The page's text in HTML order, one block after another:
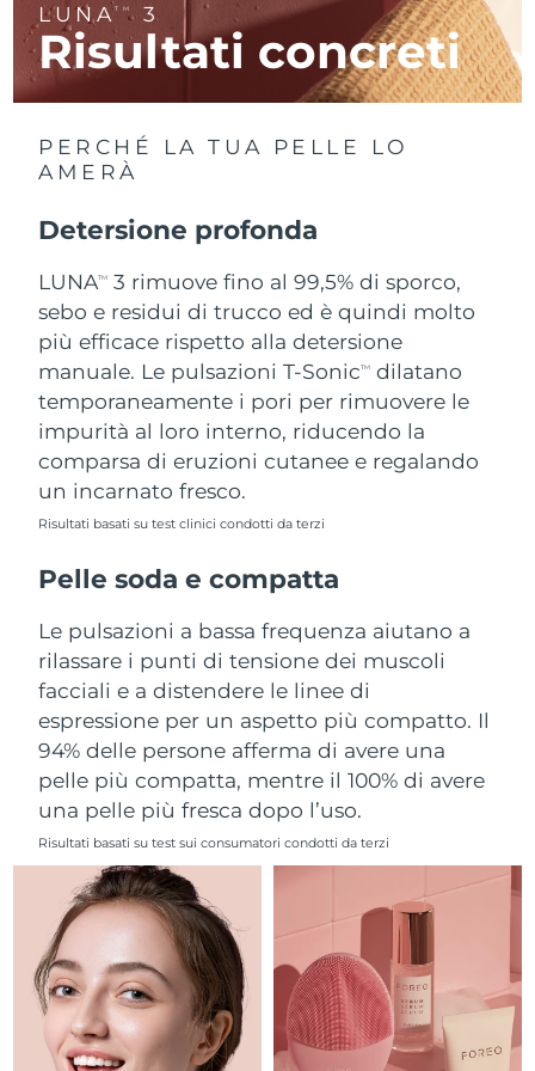
LUNATM 3
Risultati concreti
PERCHÉ LA TUA PELLE LO
AMERÀ
Detersione profonda
LUNATM
3 rimuove fino al 99,5% di sporco,
sebo e residui di trucco ed è quindi molto
più efficace rispetto alla detersione
manuale. Le pulsazioni T-SonicTM
dilatano
temporaneamente i pori per rimuovere le
impurità al loro interno, riducendo la
comparsa di eruzioni cutanee e regalando
un incarnato fresco.
Risultati basati su test clinici condotti da terzi
Pelle soda e compatta
Le pulsazioni a bassa frequenza aiutano a
rilassare i punti di tensione dei muscoli
facciali e a distendere le linee di
espressione per un aspetto più compatto. Il
94% delle persone afferma di avere una
pelle più compatta, mentre il 100% di avere
una pelle più fresca dopo l’uso.
Risultati basati su test sui consumatori condotti da terzi
RAS di Macao Consegna stimata8/10/26
Malaysia
Malta
Messico Consegna stimata
Monaco Consegna stimata8/9/26
Paesi Bassi Consegna stimata
Nuova Zelanda Consegna stimata 8/8/26
Norvegia
Oman
Portogallo Consegna stimata
Portorico Consegna stimata8/10/26
Qatar Consegna stimata8/9/26
Riunione Consegna stimata
Romania Consegna stimata8/8/26
Russia Consegna stimata
Arabia Saudita Consegna stimata 8/9/26
Singapore Consegna stimata 8/10/26